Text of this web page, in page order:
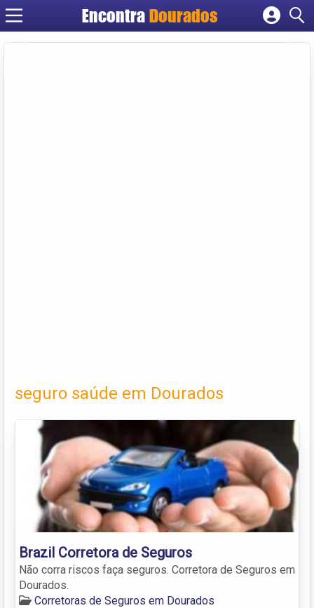
EncontraDourados
Cadastrar empresa
seguro saúde em Dourados
Brazil Corretora de Seguros
Não corra riscos faça seguros. Corretora de Seguros em
Dourados.
Corretoras de Seguros em Dourados